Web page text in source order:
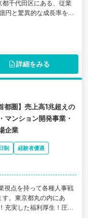
千代田区にある、従業
円と驚異的な成長率を誇
パニーです。
詳細をみる
都圏】売上高1兆超えの
マンション開発事業・
企業
制
経験者優遇
視点を持って各種人事戦
。東京都丸の内にあ
充実した福利厚生！圧倒